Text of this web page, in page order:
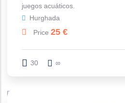
juegos acuáticos.
Hurghada
Price 25 €
30 ∞